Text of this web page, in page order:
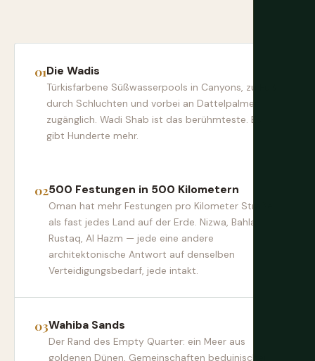
Die Wadis
Türkisfarbene Süßwasserpools in Canyons, zu Fuß
durch Schluchten und vorbei an Dattelpalmen
zugänglich. Wadi Shab ist das berühmteste. Es
gibt Hunderte mehr.
500 Festungen in 500 Kilometern
Oman hat mehr Festungen pro Kilometer Straße
als fast jedes Land auf der Erde. Nizwa, Bahla,
Rustaq, Al Hazm — jede eine andere
architektonische Antwort auf denselben
Verteidigungsbedarf, jede intakt.
Wahiba Sands
Der Rand des Empty Quarter: ein Meer aus
goldenen Dünen, Gemeinschaften beduinischer